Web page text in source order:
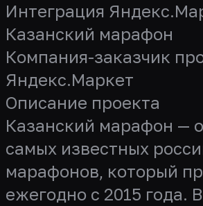
Интеграция
Казанский марафон
Компания-заказчик
Яндекс.Маркет
Описание проекта
Казанский марафон —
самых известных
марафонов, который
ежегодно с 2015 года.